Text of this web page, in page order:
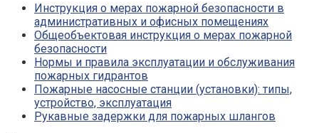
Инструкция о мерах пожарной безопасности в
административных и офисных помещениях
Общеобъектовая инструкция о мерах пожарной
безопасности
Нормы и правила эксплуатации и обслуживания
пожарных гидрантов
Пожарные насосные станции (установки): типы,
устройство, эксплуатация
Рукавные задержки для пожарных шлангов